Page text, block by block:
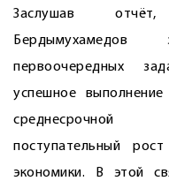
Заслушав
первоочередных
успешное
среднесрочной
поступательный
экономики. В этой